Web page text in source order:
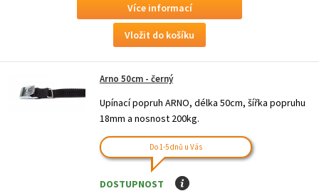
Více informací
Arno 50cm - černý
Upínací popruh ARNO, délka 50cm, šířka popruhu
18mm a nosnost 200kg.
Do 1-5 dnů u Vás
DOSTUPNOST I